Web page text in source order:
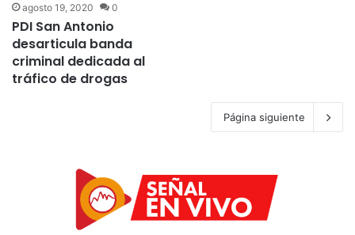
agosto 19, 2020 0
PDI San Antonio
desarticula banda
criminal dedicada al
tráfico de drogas
Página siguiente